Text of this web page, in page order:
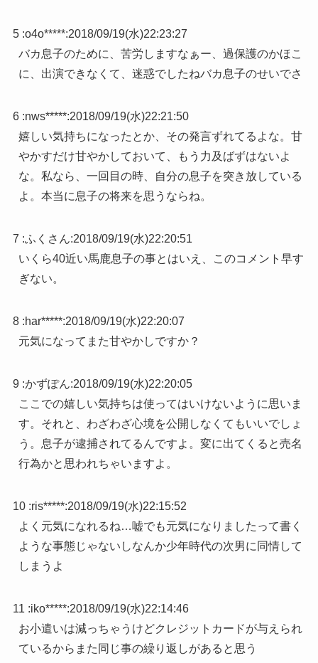
5 :o4o*****:2018/09/19(水)22:23:27
バカ息子のために、苦労しますなぁー、過保護のかほこ
に、出演できなくて、迷惑でしたねバカ息子のせいでさ
6 :nws*****:2018/09/19(水)22:21:50
嬉しい気持ちになったとか、その発言ずれてるよな。甘
やかすだけ甘やかしておいて、もう力及ばずはないよ
な。私なら、一回目の時、自分の息子を突き放している
よ。本当に息子の将来を思うならね。
7 :ふくさん:2018/09/19(水)22:20:51
いくら40近い馬鹿息子の事とはいえ、このコメント早す
ぎない。
8 :har*****:2018/09/19(水)22:20:07
元気になってまた甘やかしですか？
9 :かずぽん:2018/09/19(水)22:20:05
ここでの嬉しい気持ちは使ってはいけないように思いま
す。それと、わざわざ心境を公開しなくてもいいでしょ
う。息子が逮捕されてるんですよ。変に出てくると売名
行為かと思われちゃいますよ。
10 :ris*****:2018/09/19(水)22:15:52
よく元気になれるね…嘘でも元気になりましたって書く
ような事態じゃないしなんか少年時代の次男に同情して
しまうよ
11 :iko*****:2018/09/19(水)22:14:46
お小遣いは減っちゃうけどクレジットカードが与えられ
ているからまた同じ事の繰り返しがあると思う